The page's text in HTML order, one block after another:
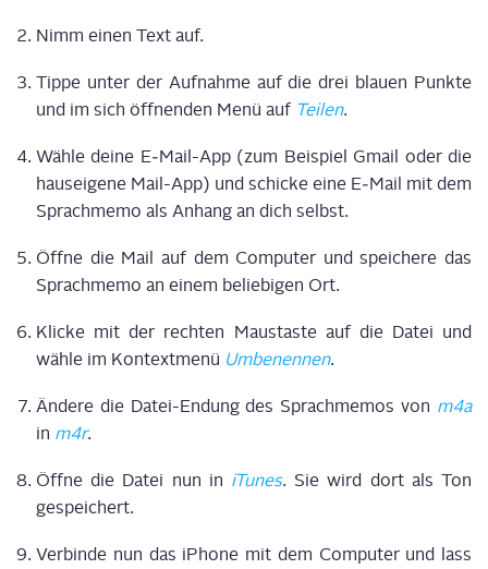
Nimm einen Text auf.
Tip­pe unter der Auf­nah­me auf die drei blau­en Punk­te
und im sich öff­nen­den Menü auf Tei­len.
Wäh­le dei­ne E‑Mail-App (zum Bei­spiel Gmail oder die
haus­ei­ge­ne Mail-App) und schi­cke eine E‑Mail mit dem
Sprach­me­mo als Anhang an dich selbst.
Öff­ne die Mail auf dem Com­pu­ter und spei­che­re das
Sprach­me­mo an einem belie­bi­gen Ort.
Kli­cke mit der rech­ten Maus­tas­te auf die Datei und
wäh­le im Kon­text­me­nü Umbe­nen­nen.
Ände­re die Datei-Endung des Sprach­me­mos von m4a
in m4r.
Öff­ne die Datei nun in iTu­nes. Sie wird dort als Ton
gespeichert.
Ver­bin­de nun das iPho­ne mit dem Com­pu­ter und lass